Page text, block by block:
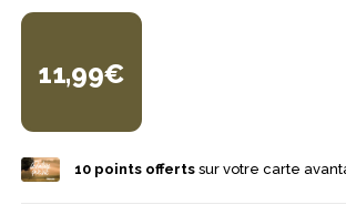
11,99€
10points offertssur votre carte